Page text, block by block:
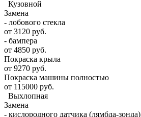
Кузовной
Замена
- лобового стекла
от 3120 руб.
- бампера
от 4850 руб.
Покраска крыла
от 9270 руб.
Покраска машины полностью
от 115000 руб.
Выхлопная
Замена
- кислородного датчика (лямбда-зонда)